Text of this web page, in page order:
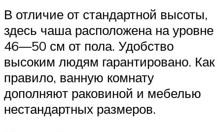
В отличие от стандартной высоты,
здесь чаша расположена на уровне
46—50 см от пола. Удобство
высоким людям гарантировано. Как
правило, ванную комнату
дополняют раковиной и мебелью
нестандартных размеров.